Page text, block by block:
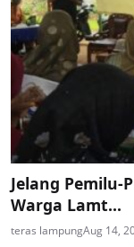
Jelang
Warga Lamt...
teras lampungAug 14,